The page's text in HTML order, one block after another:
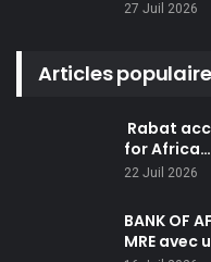
27 Juil 2026
Articles
Rabat
for Africa…
22 Juil 2026
BANK OF
MRE avec